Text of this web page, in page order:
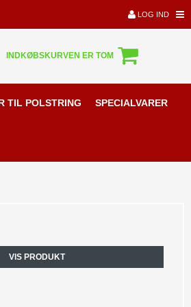
LOG IND
INDKØBSKURVEN ER TOM
TIL POLSTRING SPECIALVARER
VIS PRODUKT